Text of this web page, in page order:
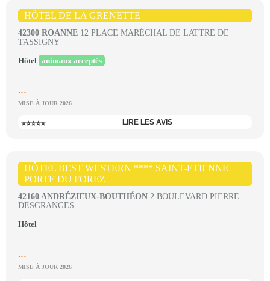
HÔTEL DE LA GRENETTE
42300 ROANNE 12 PLACE MARÉCHAL DE LATTRE DE
TASSIGNY
Hôtel animaux acceptés
...
MISE À JOUR 2026
⭐⭐⭐⭐⭐ LIRE LES AVIS
HÔTEL BEST WESTERN **** SAINT-ETIENNE
PORTE DU FOREZ
42160 ANDRÉZIEUX-BOUTHÉON 2 BOULEVARD PIERRE
DESGRANGES
Hôtel
...
MISE À JOUR 2026